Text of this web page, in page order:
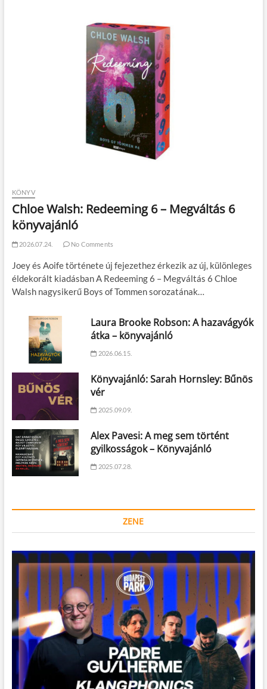
KÖNYV
Chloe Walsh: Redeeming 6 – Megváltás 6
könyvajánló
2026.07.24. No Comments
Joey és Aoife története új fejezethez érkezik az új, különleges
éldekorált kiadásban A Redeeming 6 – Megváltás 6 Chloe
Walsh nagysikerű Boys of Tommen sorozatának…
Laura Brooke Robson: A hazavágyók
átka – könyvajánló
2026.06.15.
Könyvajánló: Sarah Hornsley: Bűnös
vér
2025.09.09.
Alex Pavesi: A meg sem történt
gyilkosságok – Könyvajánló
2025.07.28.
ZENE